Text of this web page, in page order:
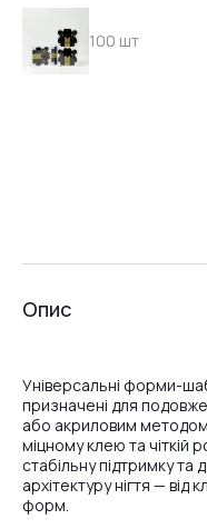
100 шт
Опис
Універсальні форми-
призначені для
або акриловим
міцному клею та чіткій
стабільну підтримку
архітектуру нігтя —
форм.